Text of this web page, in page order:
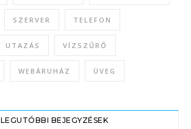
SZERVER TELEFON
UTAZÁS VÍZSZŰRŐ
WEBÁRUHÁZ ÜVEG
LEGUTÓBBI BEJEGYZÉSEK